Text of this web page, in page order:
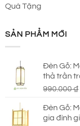
Quà Tặng
SẢN PHẨM MỚI
Đèn Gỗ:
thả trần
990.000₫
Đèn Gỗ:
gia đình